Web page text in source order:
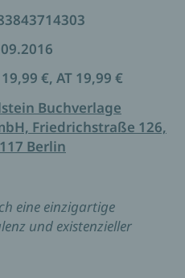
die über allem
die Folgen von Gier
19,99 €, AT 19,99 €
Buchverlage
Friedrichstraße 126,
Berlin
eine einzigartige
und existenzieller